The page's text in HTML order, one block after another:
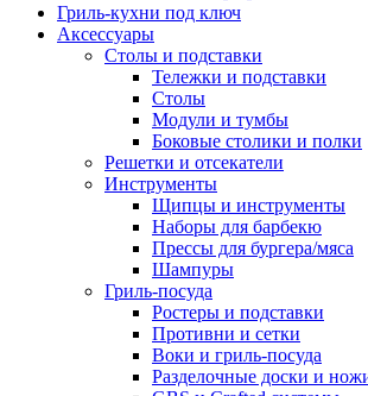
Гриль-кухни под ключ
Аксессуары
Столы и подставки
Тележки и подставки
Столы
Модули и тумбы
Боковые столики и полки
Решетки и отсекатели
Инструменты
Щипцы и инструменты
Наборы для барбекю
Прессы для бургера/мяса
Шампуры
Гриль-посуда
Ростеры и подставки
Противни и сетки
Воки и гриль-посуда
Разделочные доски и